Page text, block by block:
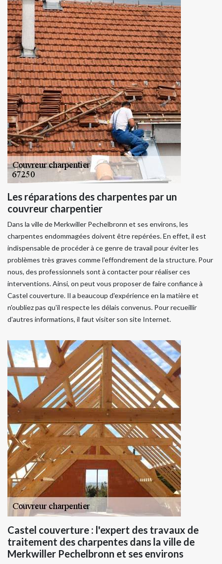
Les réparations des charpentes par un
couvreur charpentier
Dans la ville de Merkwiller Pechelbronn et ses environs, les
charpentes endommagées doivent être repérées. En effet, il est
indispensable de procéder à ce genre de travail pour éviter les
problèmes très graves comme l'effondrement de la structure. Pour
nous, des professionnels sont à contacter pour réaliser ces
interventions. Ainsi, on peut vous proposer de faire confiance à
Castel couverture. Il a beaucoup d'expérience en la matière et
n'oubliez pas qu'il respecte les délais convenus. Pour recueillir
d'autres informations, il faut visiter son site Internet.
Castel couverture : l'expert des travaux de
traitement des charpentes dans la ville de
Merkwiller Pechelbronn et ses environs